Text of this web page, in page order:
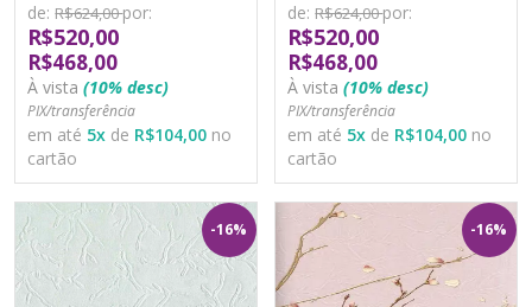
de: R$624,00por:
R$520,00
R$468,00
À vista (10% desc)
PIX/transferência
em até 5x de R$104,00 no
cartão
de: R$624,00por:
R$520,00
R$468,00
À vista (10% desc)
PIX/transferência
em até 5x de R$104,00 no
cartão
-16% -16%